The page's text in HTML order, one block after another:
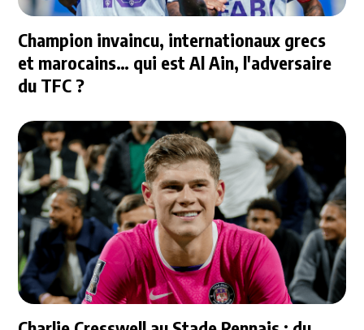
Champion invaincu, internationaux grecs
et marocains… qui est Al Ain, l'adversaire
du TFC ?